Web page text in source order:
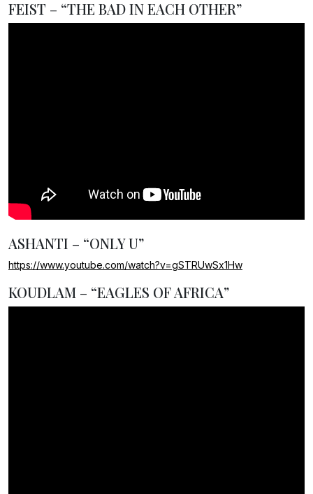
FEIST – “THE BAD IN EACH OTHER”
ASHANTI – “ONLY U”
https://www.youtube.com/watch?v=gSTRUwSx1Hw
KOUDLAM – “EAGLES OF AFRICA”